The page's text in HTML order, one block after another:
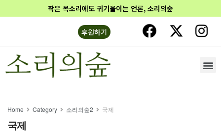
작은 목소리에도 귀기울이는 언론, 소리의숲
후원하기
Home Category 소리의숲2 국제
국제